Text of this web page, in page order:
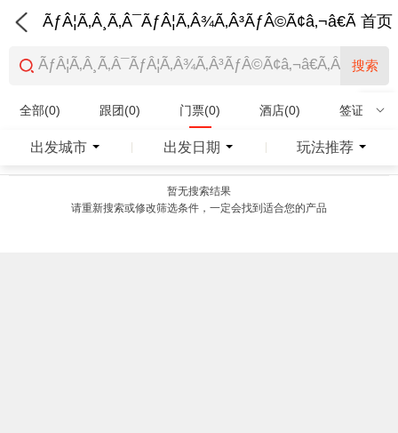
首页
搜索
全部(0) 跟团(0) 门票(0) 酒店(0) 签证(0)
特产商品(0)
出发城市 出发日期 玩法推荐
暂无搜索结果
请重新搜索或修改筛选条件，一定会找到适合您的产品